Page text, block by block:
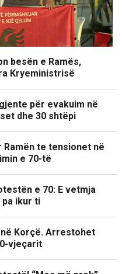
besën e Ramës,
Kryeministrisë
për evakuim në
dhe 30 shtëpi
Ramën te tensionet në
e 70-të
e 70: E vetmja
pa ikur ti
në Korçë. Arrestohet
vjeçarit